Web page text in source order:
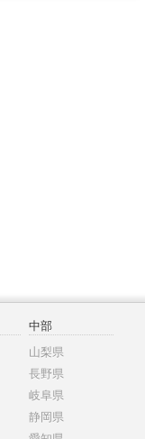
中部
山梨県
長野県
岐阜県
静岡県